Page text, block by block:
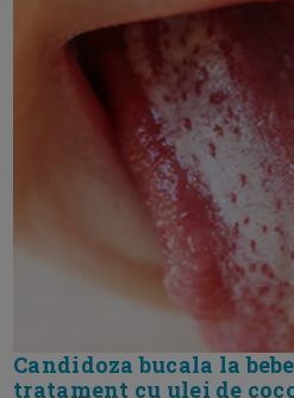
Candidoza bucala la
tratament cu ulei de